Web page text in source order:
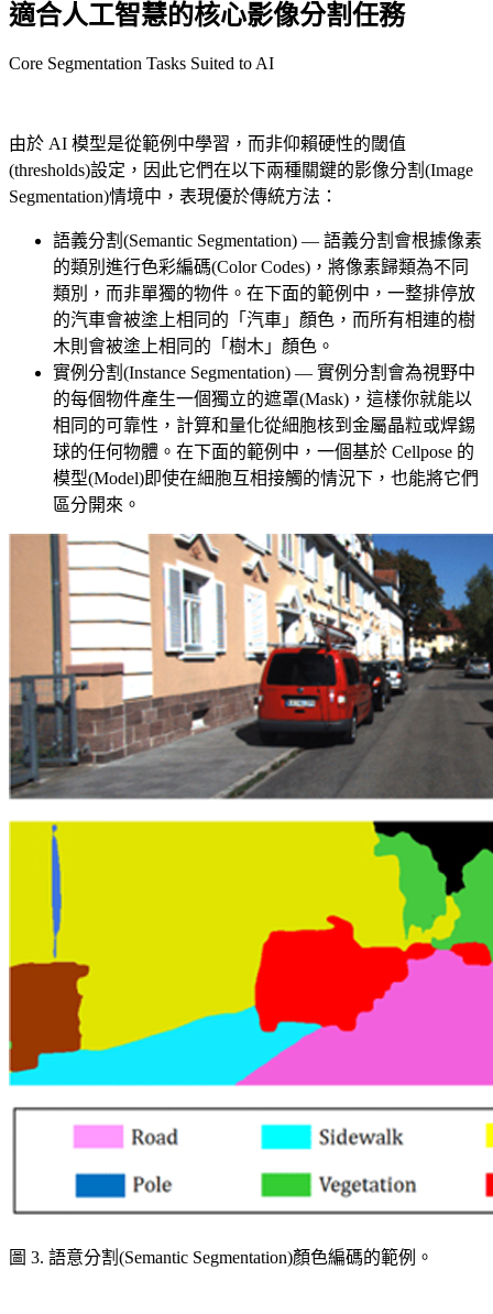
適合人工智慧的核心影像分割任務
Core Segmentation Tasks Suited to AI
由於 AI 模型是從範例中學習，而非仰賴硬性的閾值
(thresholds)設定，因此它們在以下兩種關鍵的影像分割(Image
Segmentation)情境中，表現優於傳統方法：
語義分割(Semantic Segmentation) — 語義分割會根據像素
的類別進行色彩編碼(Color Codes)，將像素歸類為不同
類別，而非單獨的物件。在下面的範例中，一整排停放
的汽車會被塗上相同的「汽車」顏色，而所有相連的樹
木則會被塗上相同的「樹木」顏色。
實例分割(Instance Segmentation) — 實例分割會為視野中
的每個物件產生一個獨立的遮罩(Mask)，這樣你就能以
相同的可靠性，計算和量化從細胞核到金屬晶粒或焊錫
球的任何物體。在下面的範例中，一個基於 Cellpose 的
模型(Model)即使在細胞互相接觸的情況下，也能將它們
區分開來。
圖 3. 語意分割(Semantic Segmentation)顏色編碼的範例。